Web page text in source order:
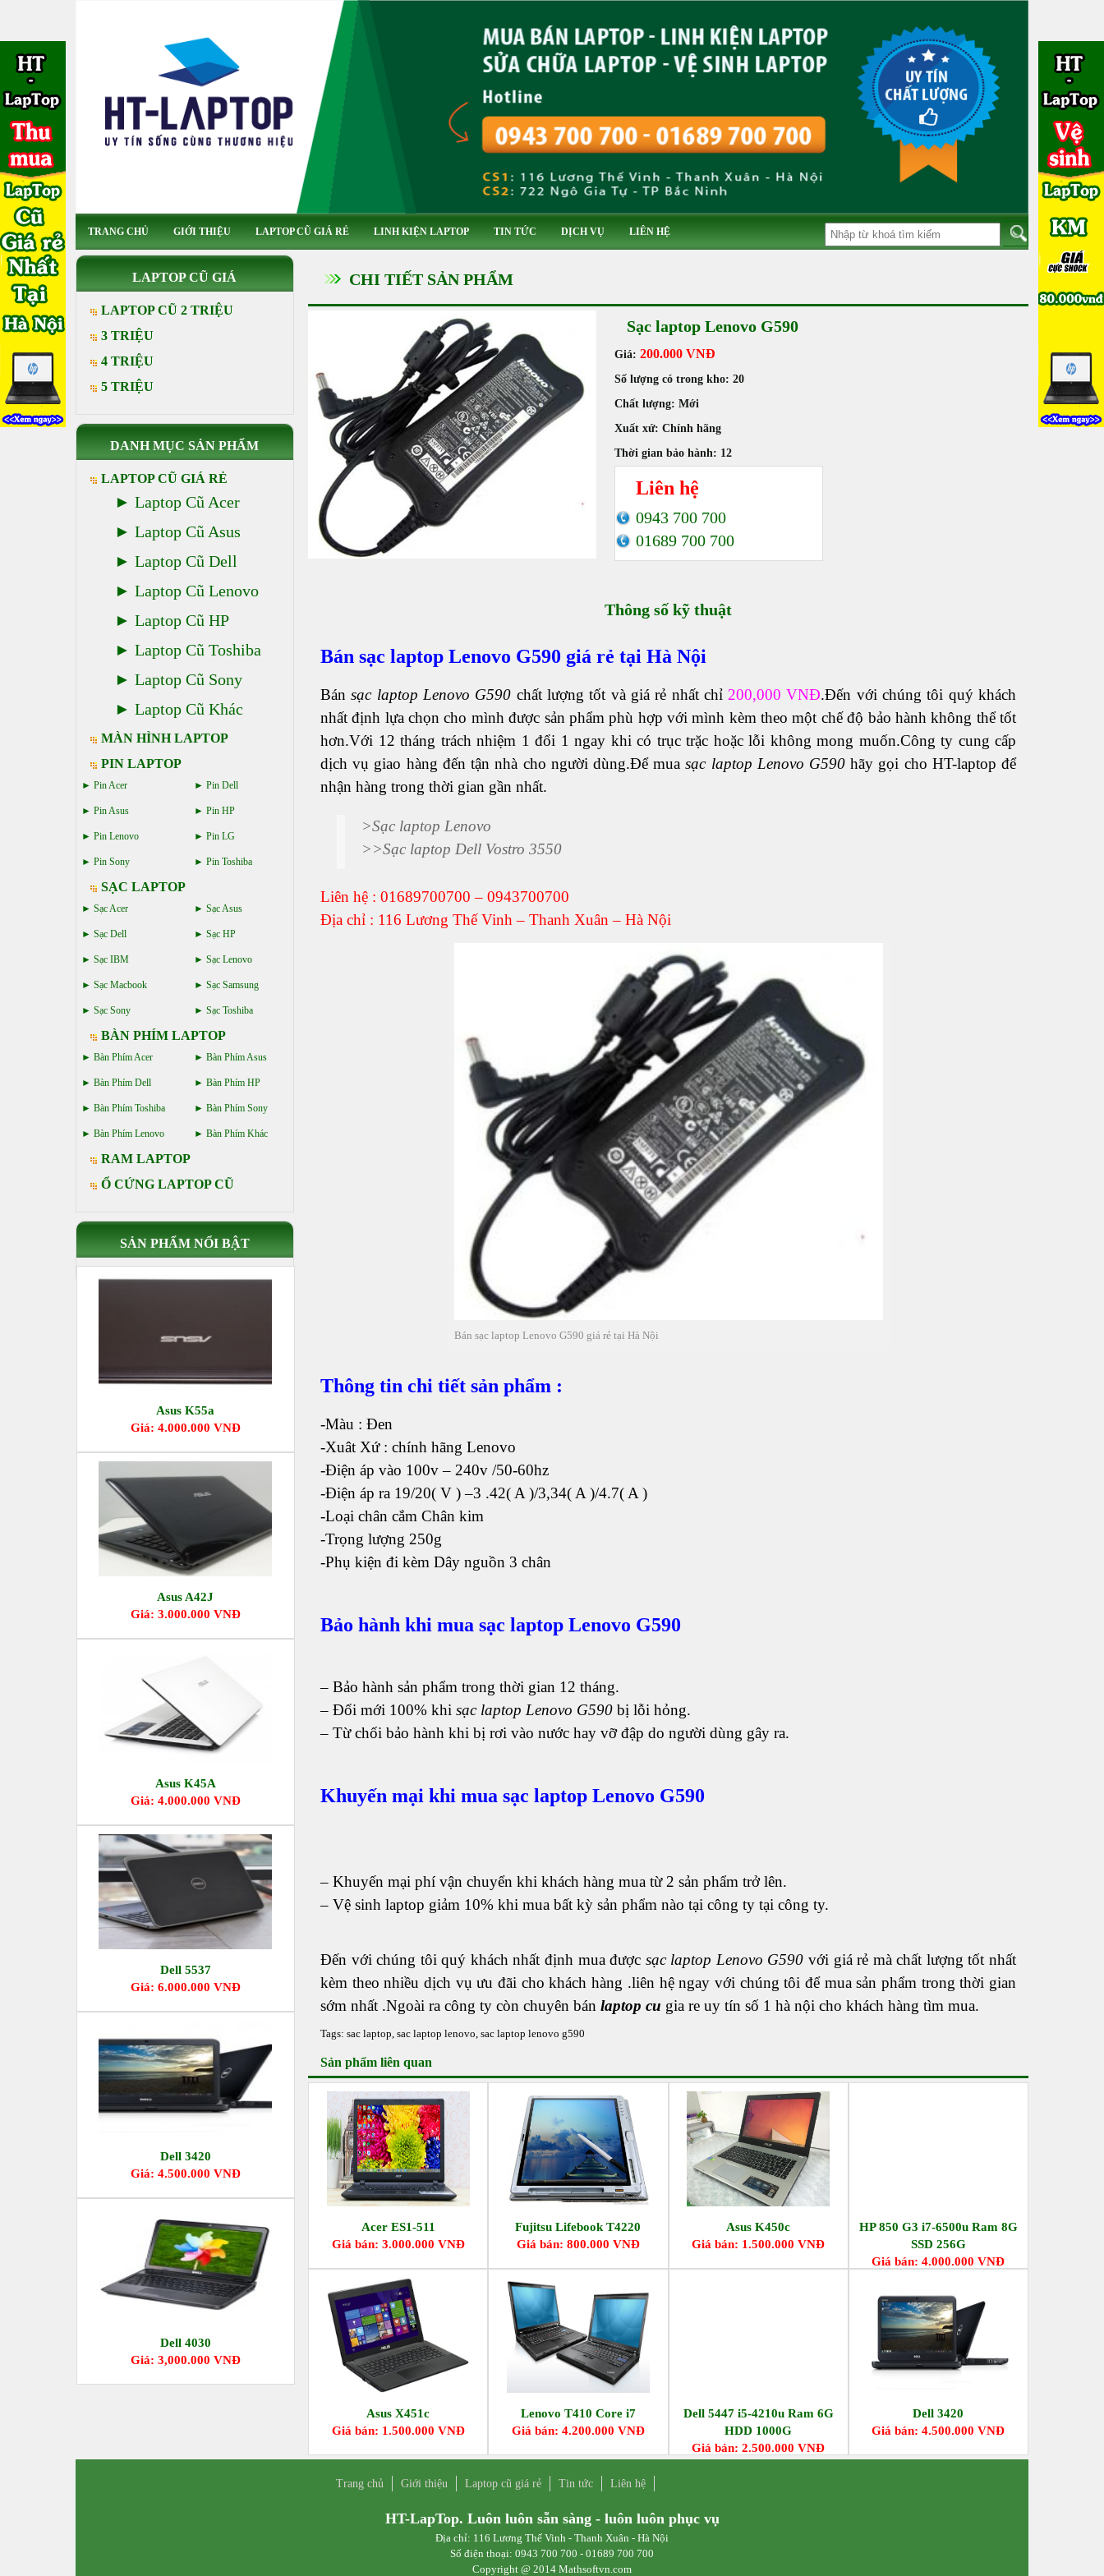
TRANG CHỦ GIỚI THIỆU LAPTOP CŨ GIÁ RẺ LINH KIỆN LAPTOP TIN TỨC DỊCH VỤ LIÊN HỆ
CHI TIẾT SẢN PHẨM
Sạc laptop Lenovo G590
Giá: 200.000 VNĐ
Số lượng có trong kho: 20
Chất lượng: Mới
Xuất xứ: Chính hãng
Thời gian bảo hành: 12
Liên hệ
0943 700 700
01689 700 700
Thông số kỹ thuật
Bán sạc laptop Lenovo G590 giá rẻ tại Hà Nội
Bánsạc laptop Lenovo G590 chất lượng tốt và giá rẻ nhất chỉ 200,000 VNĐ.Đến với chúng tôi quý khách
nhất định lựa chọn cho mình được sản phẩm phù hợp với mình kèm theo một chế độ bảo hành không thể tốt
hơn.Với 12 tháng trách nhiệm 1 đổi 1 ngay khi có trục trặc hoặc lỗi không mong muốn.Công ty cung cấp
dịch vụ giao hàng đến tận nhà cho người dùng.Để muasạc laptop Lenovo G590hãy gọi cho HT-laptop để
nhận hàng trong thời gian gần nhất.
>Sạc laptop Lenovo
>>Sạc laptop Dell Vostro 3550
Liên hệ : 01689700700 – 0943700700
Địa chỉ : 116 Lương Thế Vinh – Thanh Xuân – Hà Nội
Bán sạc laptop Lenovo G590 giá rẻ tại Hà Nội
Thông tin chi tiết sản phẩm :
-Màu : Đen
-Xuât Xứ : chính hãng Lenovo
-Điện áp vào 100v – 240v /50-60hz
-Điện áp ra 19/20( V ) –3 .42( A )/3,34( A )/4.7( A )
-Loại chân cắm Chân kim
-Trọng lượng 250g
-Phụ kiện đi kèm Dây nguồn 3 chân
Bảo hành khi mua sạc laptop Lenovo G590
– Bảo hành sản phẩm trong thời gian 12 tháng.
– Đổi mới 100% khisạc laptop Lenovo G590 bị lỗi hỏng.
– Từ chối bảo hành khi bị rơi vào nước hay vỡ đập do người dùng gây ra.
Khuyến mại khi mua sạc laptop Lenovo G590
– Khuyến mại phí vận chuyển khi khách hàng mua từ 2 sản phẩm trở lên.
– Vệ sinh laptop giảm 10% khi mua bất kỳ sản phẩm nào tại công ty tại công ty.
Đến với chúng tôi quý khách nhất định mua được sạc laptop Lenovo G590 với giá rẻ mà chất lượng tốt nhất
kèm theo nhiều dịch vụ ưu đãi cho khách hàng .liên hệ ngay với chúng tôi để mua sản phẩm trong thời gian
sớm nhất .Ngoài ra công ty còn chuyên bánlaptop cu gia re uy tín số 1 hà nội cho khách hàng tìm mua.
Tags:sac laptop,sac laptop lenovo,sac laptop lenovo g590
Sản phẩm liên quan
Acer ES1-511
Giá bán: 3.000.000 VNĐ
Fujitsu Lifebook T4220
Giá bán: 800.000 VNĐ
Asus K450c
Giá bán: 1.500.000 VNĐ
HP 850 G3 i7-6500u Ram 8G
SSD 256G
Giá bán: 4.000.000 VNĐ
Asus X451c
Giá bán: 1.500.000 VNĐ
Lenovo T410 Core i7
Giá bán: 4.200.000 VNĐ
Dell 5447 i5-4210u Ram 6G
HDD 1000G
Giá bán: 2.500.000 VNĐ
Dell 3420
Giá bán: 4.500.000 VNĐ
LAPTOP CŨ GIÁ
LAPTOP CŨ 2 TRIỆU
3 TRIỆU
4 TRIỆU
5 TRIỆU
DANH MỤC SẢN PHẨM
LAPTOP CŨ GIÁ RẺ
Laptop Cũ Acer
Laptop Cũ Asus
Laptop Cũ Dell
Laptop Cũ Lenovo
Laptop Cũ HP
Laptop Cũ Toshiba
Laptop Cũ Sony
Laptop Cũ Khác
MÀN HÌNH LAPTOP
PIN LAPTOP
Pin Acer Pin Dell
Pin Asus Pin HP
Pin Lenovo Pin LG
Pin Sony Pin Toshiba
SẠC LAPTOP
Sạc Acer Sạc Asus
Sạc Dell Sạc HP
Sạc IBM Sạc Lenovo
Sạc Macbook Sạc Samsung
Sạc Sony Sạc Toshiba
BÀN PHÍM LAPTOP
Bàn Phím Acer Bàn Phím Asus
Bàn Phím Dell Bàn Phím HP
Bàn Phím Toshiba Bàn Phím Sony
Bàn Phím Lenovo Bàn Phím Khác
RAM LAPTOP
Ổ CỨNG LAPTOP CŨ
SẢN PHẨM NỔI BẬT
Asus K55a
Giá: 4.000.000 VNĐ
Asus A42J
Giá: 3.000.000 VNĐ
Asus K45A
Giá: 4.000.000 VNĐ
Dell 5537
Giá: 6.000.000 VNĐ
Dell 3420
Giá: 4.500.000 VNĐ
Dell 4030
Giá: 3,000.000 VNĐ
Trang chủ Giới thiệu Laptop cũ giá rẻ Tin tức Liên hệ
HT-LapTop. Luôn luôn sẵn sàng - luôn luôn phục vụ
Địa chỉ: 116 Lương Thế Vinh - Thanh Xuân - Hà Nội
Số điện thoại: 0943 700 700 - 01689 700 700
Copyright @ 2014 Mathsoftvn.com